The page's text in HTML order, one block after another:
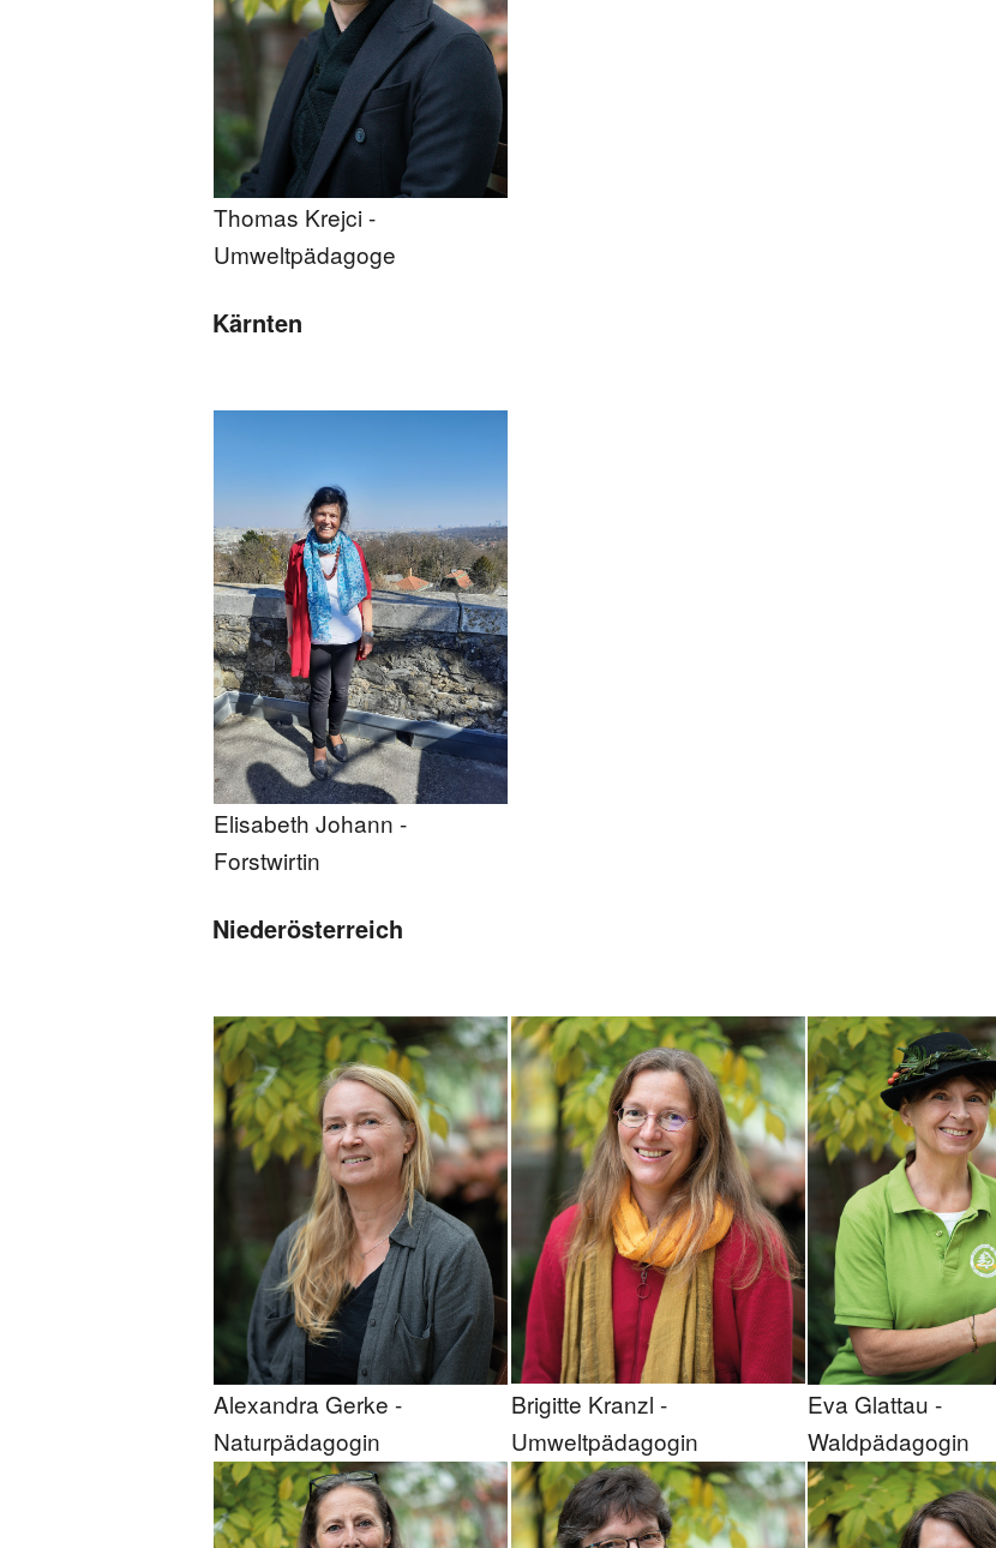
Thomas Krejci -
Umweltpädagoge
Kärnten
Elisabeth Johann -
Forstwirtin
Niederösterreich
Alexandra Gerke -
Naturpädagogin
Brigitte Kranzl -
Umweltpädagogin
Eva Glattau -
Waldpädagogin